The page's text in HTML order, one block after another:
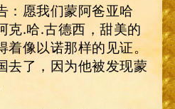
：愿我们蒙阿爸亚哈
克.哈.古德西，甜美的
着像以诺那样的见证。
去了，因为他被发现蒙